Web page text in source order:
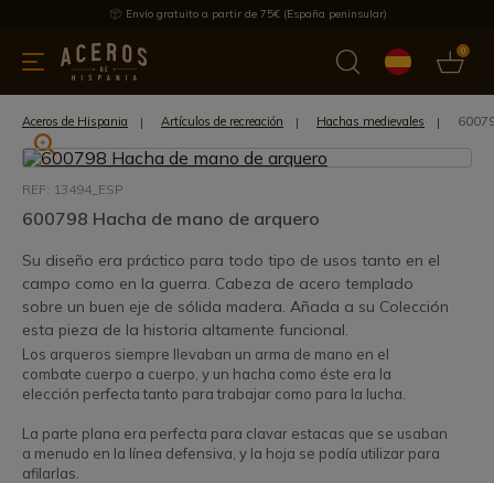
Envío gratuito a partir de 75€ (España peninsular)
0
menaje Ofertas Ultimas novedades Los más vendidos
Aceros de Hispania Artículos de recreación Hachas medievales
REF: 13494_ESP
600798 Hacha de mano de arquero
Su diseño era práctico para todo tipo de usos tanto en el
campo como en la guerra. Cabeza de acero templado
sobre un buen eje de sólida madera. Añada a su Colección
esta pieza de la historia altamente funcional.
Los arqueros siempre llevaban un arma de mano en el
combate cuerpo a cuerpo, y un hacha como éste era la
elección perfecta tanto para trabajar como para la lucha.
La parte plana era perfecta para clavar estacas que se usaban
a menudo en la línea defensiva, y la hoja se podía utilizar para
afilarlas.